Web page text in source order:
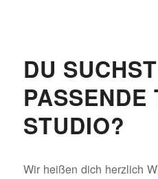
DU
PASSENDE
STUDIO?
Wir heißen dich herzlich